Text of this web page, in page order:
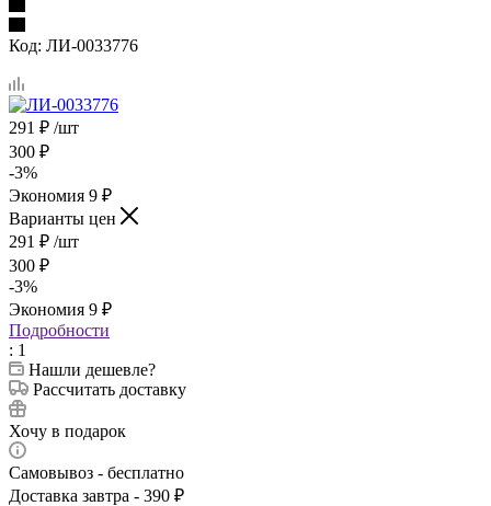
Код: ЛИ-0033776
291 ₽ /шт
300 ₽
-3%
Экономия 9 ₽
Варианты цен
291 ₽ /шт
300 ₽
-3%
Экономия 9 ₽
Подробности
: 1
Нашли дешевле?
Рассчитать доставку
Хочу в подарок
Самовывоз - бесплатно
Доставка завтра - 390 ₽